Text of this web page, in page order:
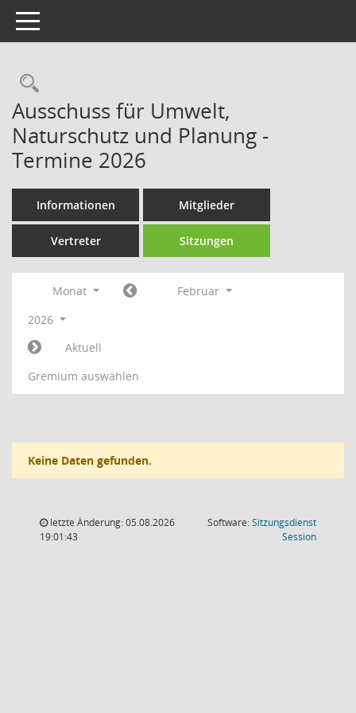
Toggle navigation
Rechercheauswahl
Ausschuss für Umwelt,
Naturschutz und Planung -
Termine 2026
Informationen Mitglieder
Vertreter Sitzungen
Monat
Februar
2026
Aktuell
Gremium auswählen
Keine Daten gefunden.
letzte Änderung: 05.08.2026
19:01:43
Software:Sitzungsdienst
Session(Wird in